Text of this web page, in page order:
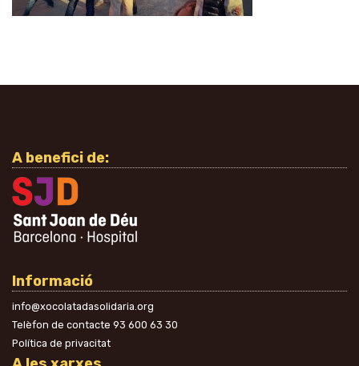
A benefici de:
Informació
info@xocolatadasolidaria.org
Telèfon de contacte 93 600 63 30
Política de privacitat